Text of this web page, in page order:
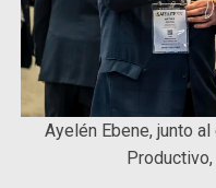
Ayelén Ebene, junto